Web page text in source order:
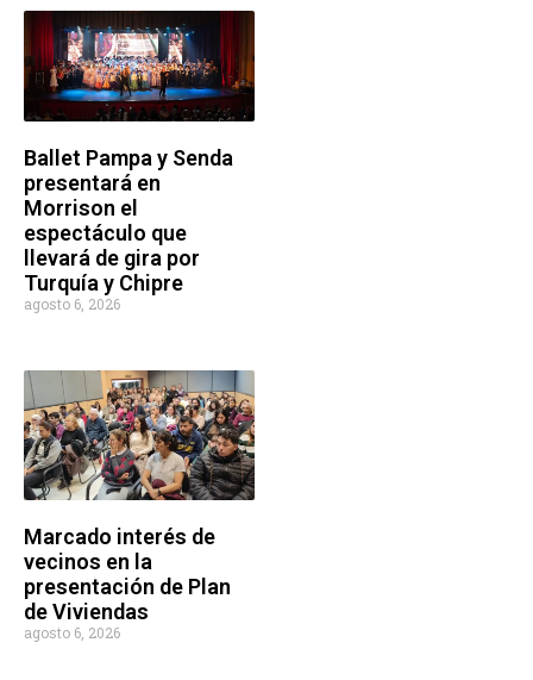
Ballet Pampa y Senda
presentará en
Morrison el
espectáculo que
llevará de gira por
Turquía y Chipre
agosto 6, 2026
Marcado interés de
vecinos en la
presentación de Plan
de Viviendas
agosto 6, 2026